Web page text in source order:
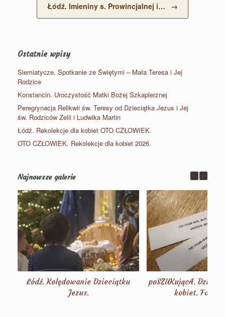
Łódź. Imieniny s. Prowincjalnej i… →
Ostatnie wpisy
Siemiatycze. Spotkanie ze Świętymi – Mała Teresa i Jej
Rodzice
Konstancin. Uroczystość Matki Bożej Szkaplerznej
Peregrynacja Relikwii św. Teresy od Dzieciątka Jezus i Jej
św. Rodziców Zelii i Ludwika Martin
Łódź. Rekolekcje dla kobiet OTO CZŁOWIEK.
OTO CZŁOWIEK. Rekolekcje dla kobiet 2026.
Najnowsze galerie
Łódź. Kolędowanie Dzieciątku
Jezus.
poSZUKującA. Dzień
kobiet.